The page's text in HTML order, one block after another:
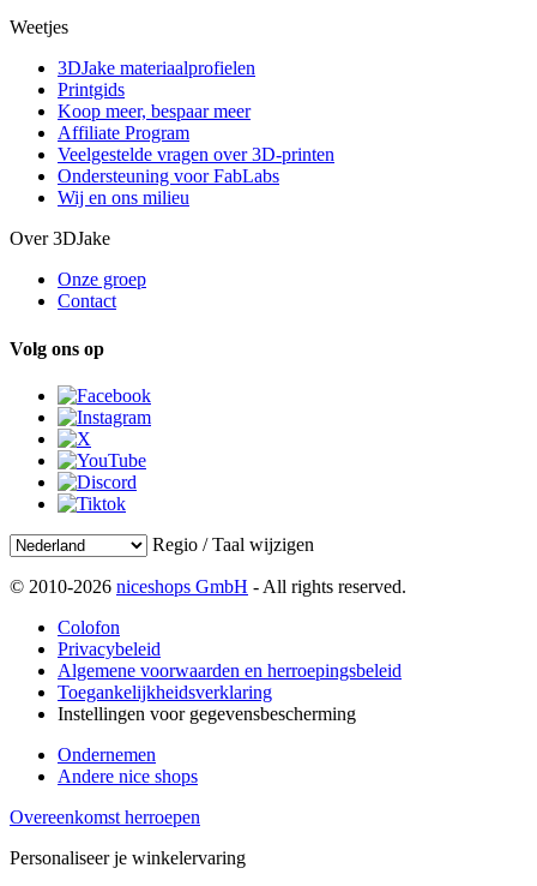
Weetjes
3DJake materiaalprofielen
Printgids
Koop meer, bespaar meer
Affiliate Program
Veelgestelde vragen over 3D-printen
Ondersteuning voor FabLabs
Wij en ons milieu
Over 3DJake
Onze groep
Contact
Volg ons op
Regio / Taal wijzigen
© 2010-2026 niceshops GmbH - All rights reserved.
Colofon
Privacybeleid
Algemene voorwaarden en herroepingsbeleid
Toegankelijkheidsverklaring
Instellingen voor gegevensbescherming
Ondernemen
Andere nice shops
Overeenkomst herroepen
Personaliseer je winkelervaring